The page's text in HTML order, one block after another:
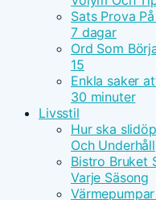
Sats Prova
7 dagar
Ord Som
15
Enkla saker
30 minuter
Livsstil
Hur ska
Och Underhåll
Bistro Bruket
Varje Säsong